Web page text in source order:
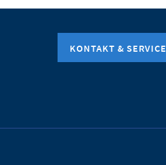
KONTAKT & SERVICE